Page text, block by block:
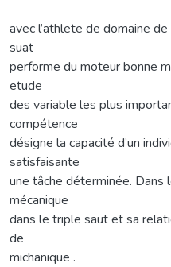
avec l’athlete de domaine
suat
performe du moteur bonne
etude
des variable les plus
compétence
désigne la capacité d’un
satisfaisante
une tâche déterminée. Dans
mécanique
dans le triple saut et sa
de
michanique .